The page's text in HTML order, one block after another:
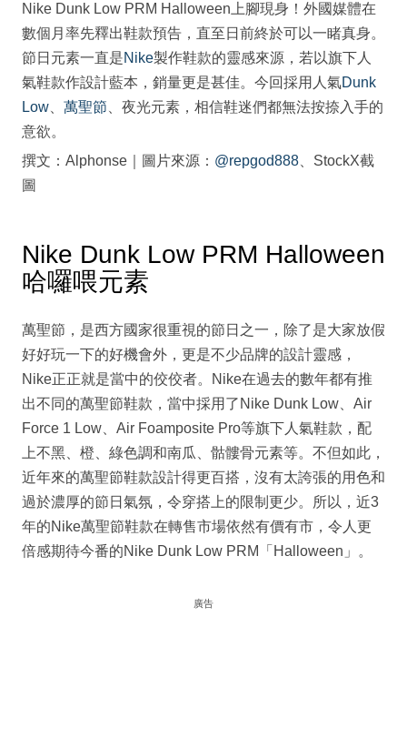
Nike Dunk Low PRM Halloween上腳現身！外國媒體在
數個月率先釋出鞋款預告，直至日前終於可以一睹真身。
節日元素一直是Nike製作鞋款的靈感來源，若以旗下人
氣鞋款作設計藍本，銷量更是甚佳。今回採用人氣Dunk
Low
萬聖節 、夜光元素，相信鞋迷們都無法按捺入手的
意欲。
撰文：Alphonse｜圖片來源： @repgod888 、StockX截
圖
Nike Dunk Low PRM Halloween
哈囉喂元素
萬聖節，是西方國家很重視的節日之一，除了是大家放假
好好玩一下的好機會外，更是不少品牌的設計靈感，
Nike正正就是當中的佼佼者。Nike在過去的數年都有推
出不同的萬聖節鞋款，當中採用了Nike Dunk Low、Air
Force 1 Low、Air Foamposite Pro等旗下人氣鞋款，配
上不黑、橙、綠色調和南瓜、骷髏骨元素等。不但如此，
近年來的萬聖節鞋款設計得更百搭，沒有太誇張的用色和
過於濃厚的節日氣氛，令穿搭上的限制更少。所以，近3
年的Nike萬聖節鞋款在轉售市場依然有價有市，令人更
倍感期待今番的Nike Dunk Low PRM「Halloween」。
廣告